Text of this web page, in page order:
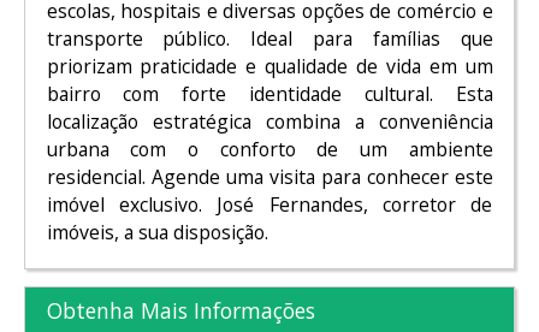
escolas, hospitais e diversas opções de comércio e
transporte público. Ideal para famílias que
priorizam praticidade e qualidade de vida em um
bairro com forte identidade cultural. Esta
localização estratégica combina a conveniência
urbana com o conforto de um ambiente
residencial. Agende uma visita para conhecer este
imóvel exclusivo. José Fernandes, corretor de
imóveis, a sua disposição.
Obtenha Mais Informações